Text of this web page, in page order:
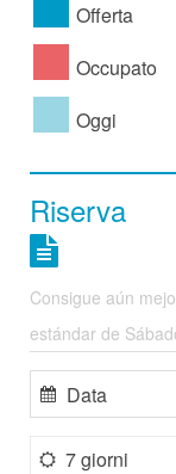
Offerta
Occupato
Oggi
Riserva
Consigue aún
estándar de
7 giorni